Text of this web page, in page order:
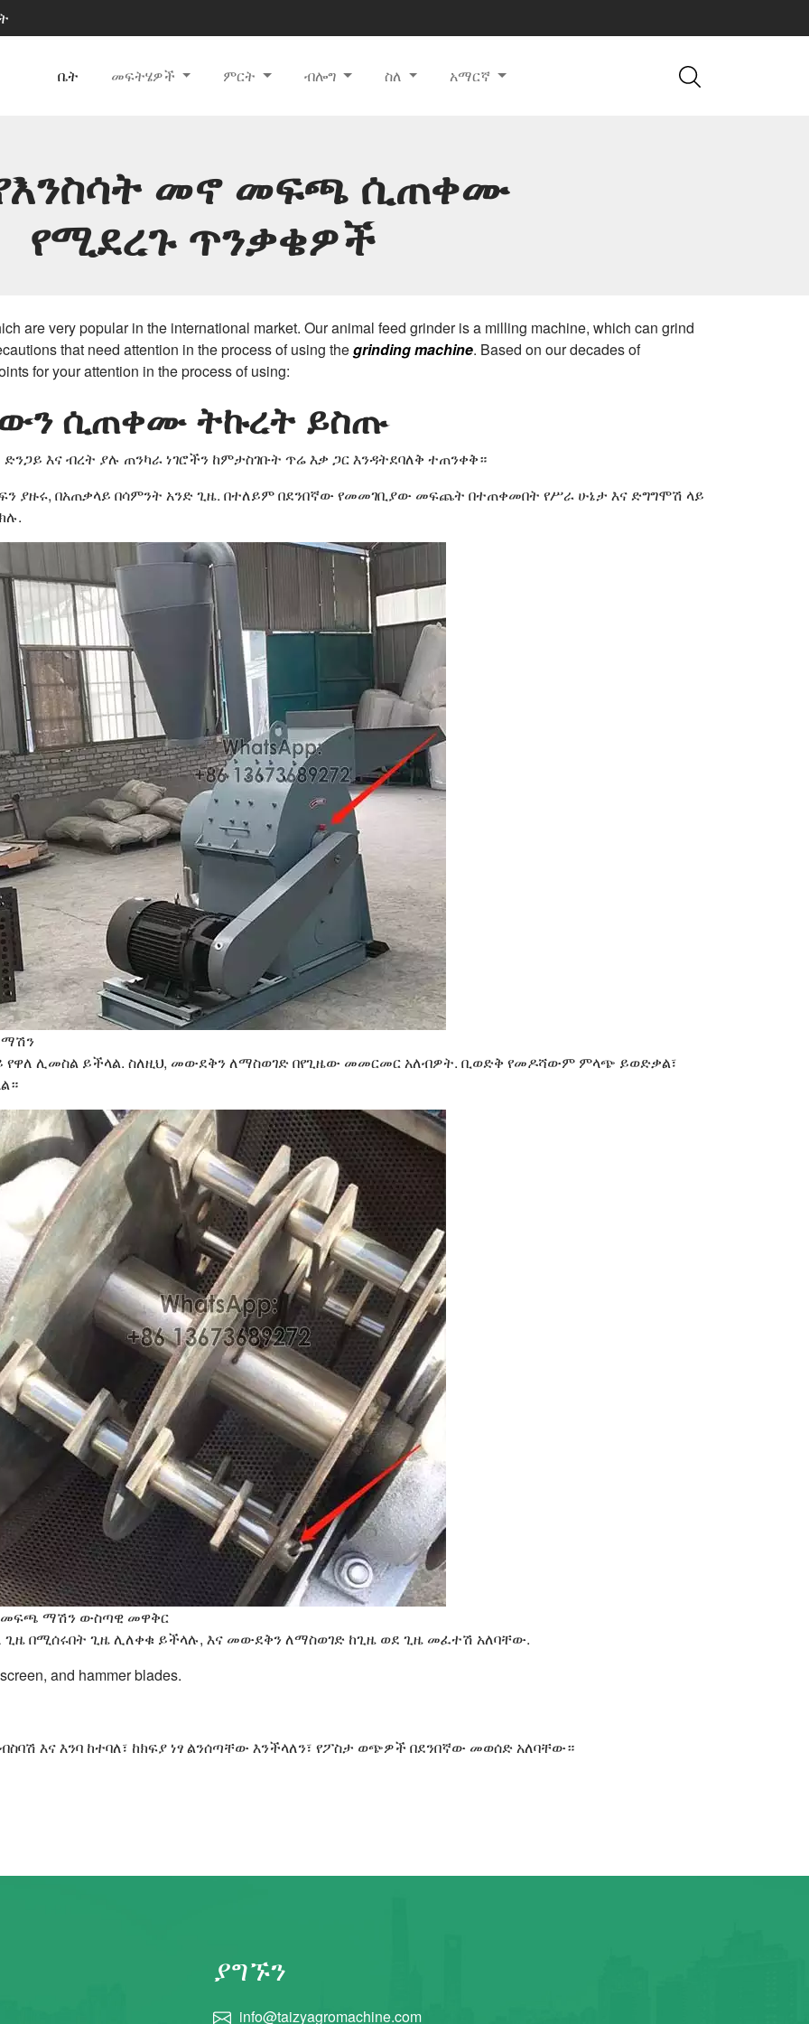
ቤት መፍትሄዎች ምርት ብሎግ ስለ አማርኛ
መኖ መፍጫ ሲጠቀሙ
የሚደረጉ ጥንቃቄዎች
are very popular in the international market. Our animal feed grinder is a milling machine, which can grind
that need attention in the process of using thegrinding machine. Based on our decades of
for your attention in the process of using:
ሲጠቀሙ ትኩረት ይስጡ
ድንጋይ እና ብረት ያሉ ጠንካራ ነገሮችን ከምታስገቡት ጥሬ እቃ ጋር እንዳትደባለቅ ተጠንቀቅ።
ያዙሩ, በአጠቃላይ በሳምንት አንድ ጊዜ. በተለይም በደንበኛው የመመገቢያው መፍጨት በተጠቀመበት የሥራ ሁኔታ እና ድግግሞሽ ላይ
የዋለ ሊመስል ይችላል. ስለዚህ, መውደቅን ለማስወገድ በየጊዜው መመርመር አለብዎት. ቢወድቅ የመዶሻውም ምላጭ ይወድቃል፣
መፍጫ ማሽን ውስጣዊ መዋቅር
በሚሰሩበት ጊዜ ሊለቀቁ ይችላሉ, እና መውደቅን ለማስወገድ ከጊዜ ወደ ጊዜ መፈተሽ አለባቸው.
and hammer blades.
እና እንባ ከተባለ፣ ከክፍያ ነፃ ልንሰጣቸው እንችላለን፣ የፖስታ ወጭዎች በደንበኛው መወሰድ አለባቸው።
ያግኙን
info@taizyagromachine.com